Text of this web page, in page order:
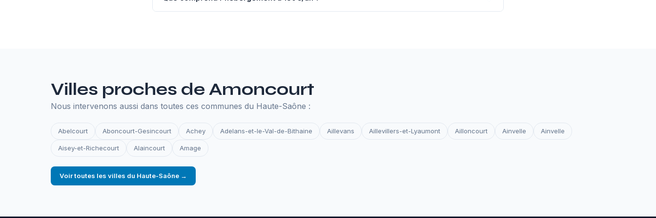
Villes proches de Amoncourt
Nous intervenons aussi dans toutes ces communes du Haute-Saône :
Abelcourt Aboncourt-Gesincourt Achey Adelans-et-le-Val-de-Bithaine Aillevans Aillevillers-et-Lyaumont Ailloncourt Ainvelle Ainvelle
Aisey-et-Richecourt Alaincourt Amage
Voir toutes les villes du Haute-Saône →